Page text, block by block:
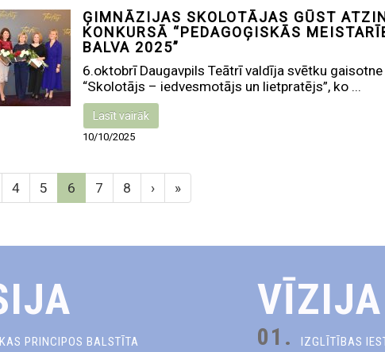
ĢIMNĀZIJAS SKOLOTĀJAS GŪST
KONKURSĀ “PEDAGOĢISKĀS
BALVA 2025”
6.oktobrī Daugavpils Teātrī valdīja svētku
“Skolotājs – iedvesmotājs un lietpratējs”, ko ...
Lasīt vairāk
10/10/2025
4 5 6 7 8 › »
PRINCIPOS BALSTĪTA
VĪZIJA
01.
IZGLĪTĪBAS